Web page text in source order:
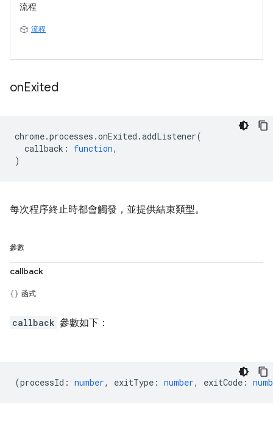
流程
流程
onExited
chrome.processes .onExited .addListener(
callback : function,
)
每次程序終止時都會觸發，並提供結束類型。
參數
callback
函式
callback 參數如下：
(processId : number, exitType : number, exitCode :